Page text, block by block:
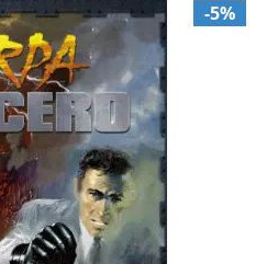
-5%